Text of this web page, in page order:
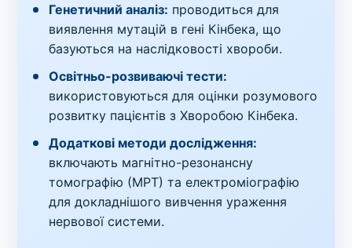
Генетичний аналіз: проводиться для
виявлення мутацій в гені Кінбека, що
базуються на наслідковості хвороби.
Освітньо-розвиваючі тести:
використовуються для оцінки розумового
розвитку пацієнтів з Хворобою Кінбека.
Додаткові методи дослідження:
включають магнітно-резонансну
томографію (МРТ) та електроміографію
для докладнішого вивчення ураження
нервової системи.